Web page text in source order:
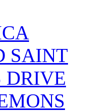
SAINT
DRIVE